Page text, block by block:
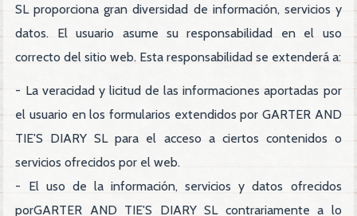
SL proporciona gran diversidad de información, servicios y
datos. El usuario asume su responsabilidad en el uso
correcto del sitio web. Esta responsabilidad se extenderá a:
- La veracidad y licitud de las informaciones aportadas por
el usuario en los formularios extendidos por GARTER AND
TIE'S DIARY SL para el acceso a ciertos contenidos o
servicios ofrecidos por el web.
- El uso de la información, servicios y datos ofrecidos
porGARTER AND TIE'S DIARY SL contrariamente a lo